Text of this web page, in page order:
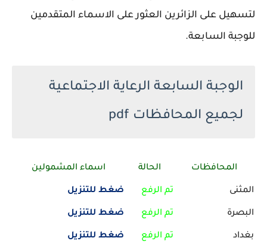
لتسهيل على الزائرين العثور على الاسماء المتقدمين
للوجبة السابعة.
الوجبة السابعة الرعاية الاجتماعية
لجميع المحافظات pdf
المحافظات الحالة اسماء المشمولين
المثنى تم الرفع ضغط للتنزيل
البصرة تم الرفع ضغط للتنزيل
بغداد تم الرفع ضغط للتنزيل